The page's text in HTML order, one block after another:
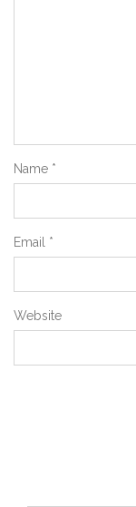
Name *
Email *
Website